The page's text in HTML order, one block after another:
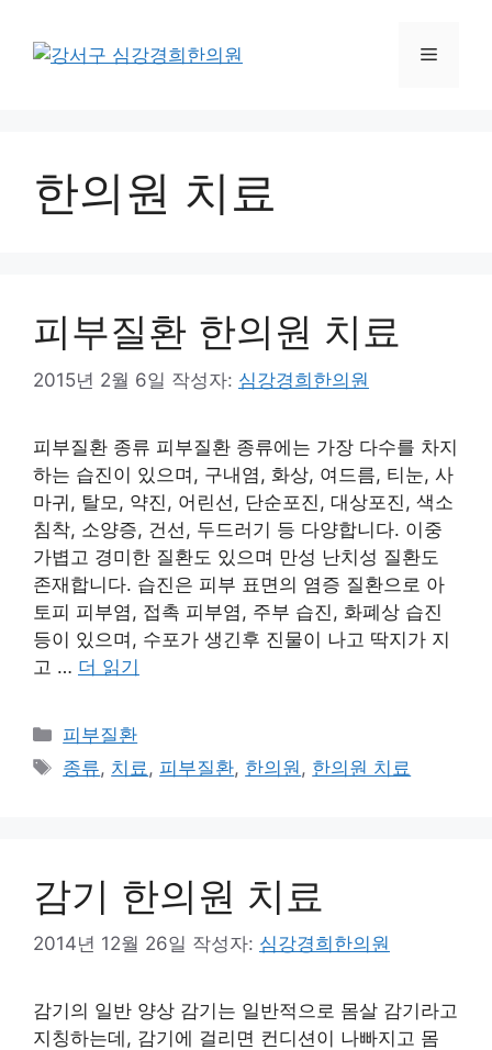
메
한의원 치료
피부질환 한의원 치료
2015년 2월 6일 작성자: 심강경희한의원
피부질환 종류 피부질환 종류에는 가장 다수를 차지
하는 습진이 있으며, 구내염, 화상, 여드름, 티눈, 사
마귀, 탈모, 약진, 어린선, 단순포진, 대상포진, 색소
침착, 소양증, 건선, 두드러기 등 다양합니다. 이중
가볍고 경미한 질환도 있으며 만성 난치성 질환도
존재합니다. 습진은 피부 표면의 염증 질환으로 아
토피 피부염, 접촉 피부염, 주부 습진, 화폐상 습진
등이 있으며, 수포가 생긴후 진물이 나고 딱지가 지
고 … 더 읽기
카
테
고
피부질환
태
종류, 치료 , 피부질환, 한의원 , 한의원 치료
감기 한의원 치료
2014년 12월 26일 작성자: 심강경희한의원
감기의 일반 양상 감기는 일반적으로 몸살 감기라고
지칭하는데, 감기에 걸리면 컨디션이 나빠지고 몸